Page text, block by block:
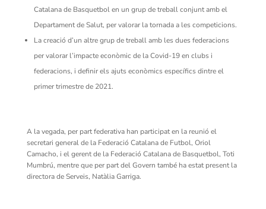
Catalana de Basquetbol en un grup de treball conjunt amb el
Departament de Salut, per valorar la tornada a les competicions.
La creació d’un altre grup de treball amb les dues federacions
per valorar l’impacte econòmic de la Covid-19 en clubs i
federacions, i definir els ajuts econòmics específics dintre el
primer trimestre de 2021.
A la vegada, per part federativa han participat en la reunió el
secretari general de la Federació Catalana de Futbol, Oriol
Camacho, i el gerent de la Federació Catalana de Basquetbol, Toti
Mumbrú, mentre que per part del Govern també ha estat present la
directora de Serveis, Natàlia Garriga.